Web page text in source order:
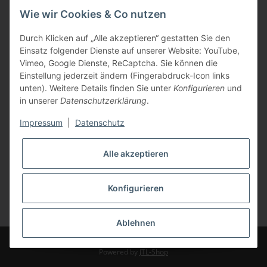
Zahlungsarten
* Alle Preise inkl. gesetzlicher USt., zzgl.Versand
© TBS GmbH
Powered by JTL-Shop
Wie wir Cookies & Co nutzen
Durch Klicken auf „Alle akzeptieren“ gestatten Sie den
Einsatz folgender Dienste auf unserer Website: YouTube,
Vimeo, Google Dienste, ReCaptcha. Sie können die
Einstellung jederzeit ändern (Fingerabdruck-Icon links
unten). Weitere Details finden Sie unter Konfigurieren und
in unserer Datenschutzerklärung.
Impressum Datenschutz
Alle akzeptieren
Konfigurieren
Ablehnen